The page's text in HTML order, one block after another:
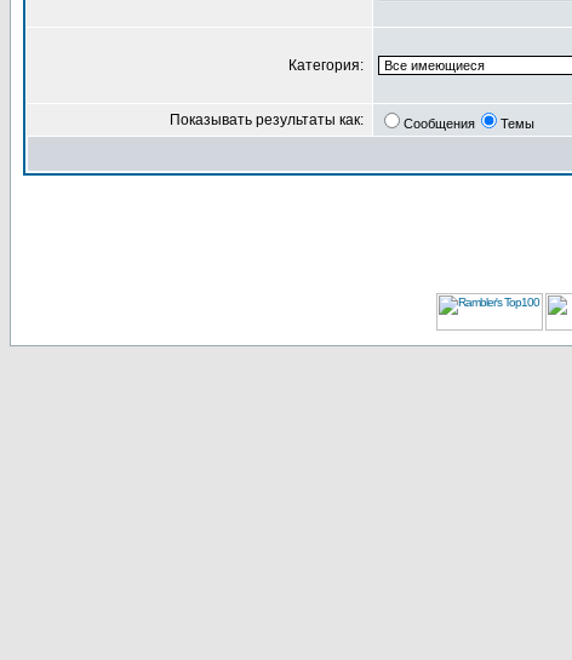
Категория:
Показывать результаты как: Сообщения Темы